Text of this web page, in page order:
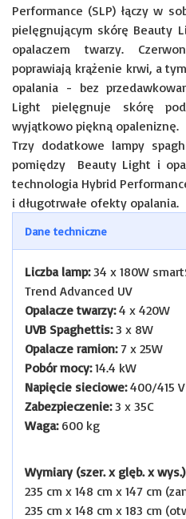
Performance (SLP) łączy w
pielęgnującym skórę Beauty
opalaczem twarzy.
poprawiają krążenie krwi, a
opalania - bez
Light pielęgnuje skórę
wyjątkowo piękną opaleniznę.
Trzy dodatkowe lampy
pomiędzy Beauty Light i
technologia Hybrid
i długotrwałe ofekty opalania.
Dane techniczne
Liczba lamp:34 x 180W
Trend Advanced UV
Opalacze twarzy:4 x 420W
UVB Spaghettis:3 x 8W
Opalacze ramion:7 x 25W
Pobór mocy:14.4 kW
Napięcie sieciowe:400/415
Zabezpieczenie:3 x 35C
Waga:600 kg
Wymiary (szer. x glęb. x wys.)
235 cm x 148 cm x 147 cm
235 cm x 148 cm x 183 cm